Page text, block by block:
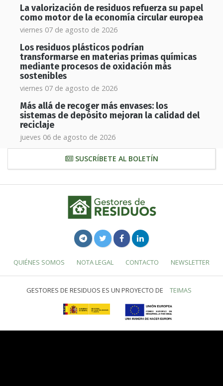
La valorización de residuos refuerza su papel
como motor de la economía circular europea
viernes 07 de agosto de 2026
Los residuos plásticos podrían
transformarse en materias primas químicas
mediante procesos de oxidación más
sostenibles
viernes 07 de agosto de 2026
Más allá de recoger más envases: los
sistemas de depósito mejoran la calidad del
reciclaje
jueves 06 de agosto de 2026
SUSCRÍBETE AL BOLETÍN
QUIÉNES SOMOS NOTA LEGAL CONTACTO NEWSLETTER
GESTORES DE RESIDUOS ES UN PROYECTO DE TEIMAS